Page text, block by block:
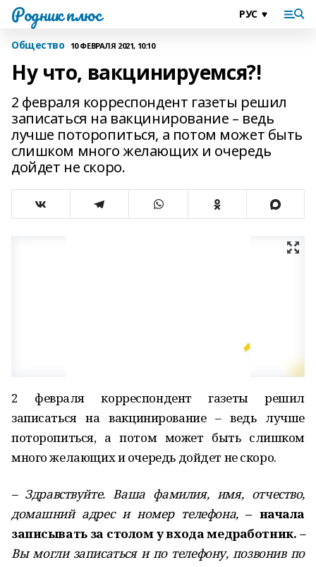
Родник плюс
Общество 10 ФЕВРАЛЯ 2021, 10:10
Ну что, вакцинируемся?!
2 февраля корреспондент газеты решил
записаться на вакцинирование – ведь
лучше поторопиться, а потом может быть
слишком много желающих и очередь
дойдет не скоро.
2 февраля корреспондент газеты решил
записаться на вакцинирование – ведь лучше
поторопиться, а потом может быть слишком
много желающих и очередь дойдет не скоро.
– Здравствуйте. Ваша фамилия, имя, отчество,
домашний адрес и номер телефона,– начала
записывать за столом у входа медработник. –
Вы могли записаться и по телефону, позвонив по